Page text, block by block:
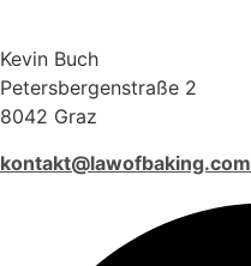
Kevin Buch
Petersbergenstraße 2
8042 Graz
kontakt@lawofbaking.com